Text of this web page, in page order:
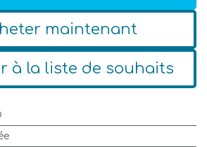
maintenant
à la liste de souhaits